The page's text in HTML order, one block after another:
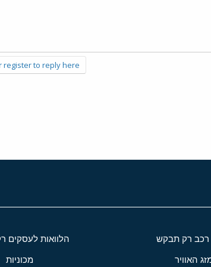
register to reply here.
רכב רק תבקש הלוואות לעסקים
האוויר מכוניות